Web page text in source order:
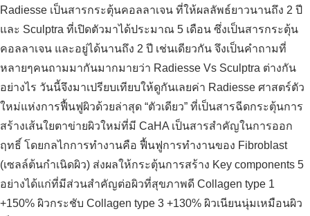
Radiesse เป็นสารกระตุ้นคอลลาเจน ที่ให้ผลลัพธ์ยาวนานถึง 2 ปี
และ Sculptra ที่เปิดตัวมาได้ประมาณ 5 เดือน ซึ่งเป็นสารกระตุ้น
คอลลาเจน และอยู่ได้นานถึง 2 ปี เช่นเดียวกัน จึงเป็นคำถามที่
หลายๆคนถามมากันมากมายว่า Radiesse Vs Sculptra ต่างกัน
อย่างไร วันนี้จึงมาเปรียบเทียบให้ดูกันเลยค่า Radiesse ศาสตร์ตัว
ใหม่แห่งการฟื้นฟูผิวด้วยล่าสุด “ตัวเดียว” ที่เป็นสารฉีดกระตุ้นการ
สร้างเส้นใยตาข่ายผิวใหม่ที่มี CaHA เป็นสารสำคัญในการออก
ฤทธิ์ โดยกลไกการทำงานคือ ฟื้นฟูการทำงานของ Fibroblast
(เซลล์ต้นกำเนิดผิว) ส่งผลให้กระตุ้นการสร้าง Key components 5
อย่างได้แก่ที่มีส่วนสำคัญต่อผิวที่สุขภาพดี Collagen type 1
+150% ผิวกระชับ Collagen type 3 +130% ผิวเนียนนุ่มเหมือนผิว